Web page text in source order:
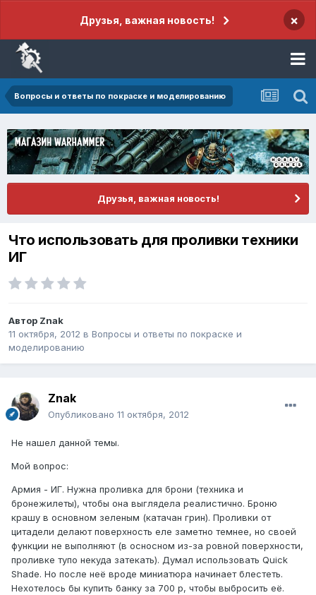
Друзья, важная новость! ×
Вопросы и ответы по покраске и моделированию
Друзья, важная новость!
Что использовать для проливки техники
ИГ
Автор Znak
11 октября, 2012 в Вопросы и ответы по покраске и
моделированию
Znak
Опубликовано 11 октября, 2012
Не нашел данной темы.
Мой вопрос:
Армия - ИГ. Нужна проливка для брони (техника и
бронежилеты), чтобы она выглядела реалистично. Броню
крашу в основном зеленым (катачан грин). Проливки от
цитадели делают поверхность еле заметно темнее, но своей
функции не выполняют (в осносном из-за ровной поверхности,
проливке тупо некуда затекать). Думал использовать Quick
Shade. Но после неё вроде миниатюра начинает блестеть.
Нехотелось бы купить банку за 700 р, чтобы выбросить её.